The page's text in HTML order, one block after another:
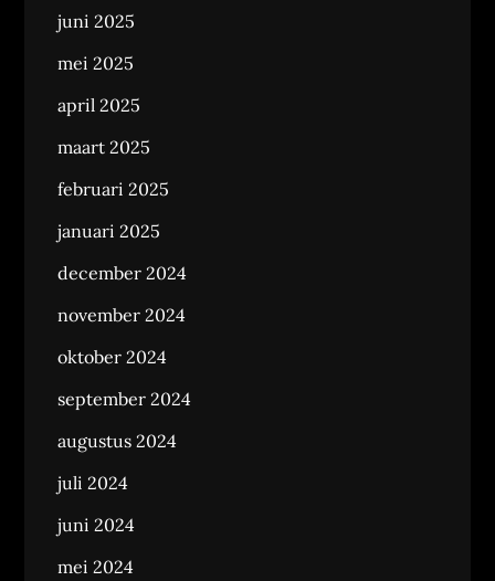
juni 2025
mei 2025
april 2025
maart 2025
februari 2025
januari 2025
december 2024
november 2024
oktober 2024
september 2024
augustus 2024
juli 2024
juni 2024
mei 2024